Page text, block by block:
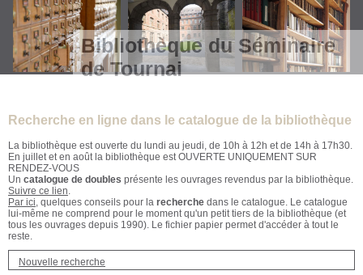
Bibliothèque du Séminaire
de Tournai
Recherche en ligne dans le catalogue de la bibliothèque
La bibliothèque est ouverte du lundi au jeudi, de 10h à 12h et de 14h à 17h30.
En juillet et en août la bibliothèque est OUVERTE UNIQUEMENT SUR
RENDEZ-VOUS
Un catalogue de doubles présente les ouvrages revendus par la bibliothèque.
Suivre ce lien.
Par ici, quelques conseils pour la recherche dans le catalogue. Le catalogue
lui-même ne comprend pour le moment qu'un petit tiers de la bibliothèque (et
tous les ouvrages depuis 1990). Le fichier papier permet d'accéder à tout le
reste.
Nouvelle recherche